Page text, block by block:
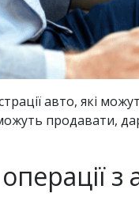
авто, які
продавати,
з